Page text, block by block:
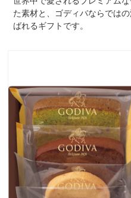
た素材と、ゴディバならでは
ばれるギフトです。